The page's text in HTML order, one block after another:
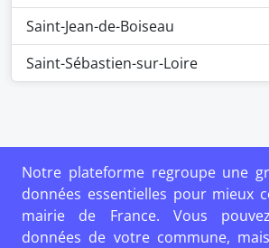
Saint-Jean-de-Boiseau
Saint-Sébastien-sur-Loire
Notre plateforme regroupe une
données essentielles pour mieux
mairie de France. Vous
données de votre commune,